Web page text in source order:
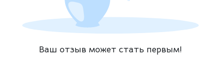
Ваш отзыв может стать первым!